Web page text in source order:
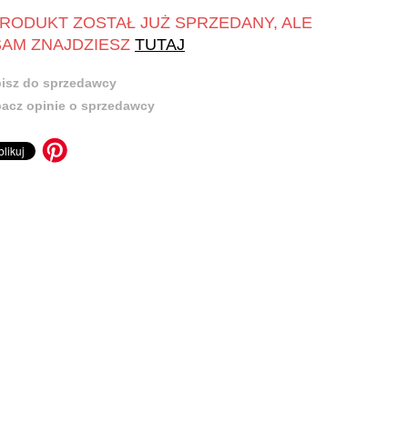
ZOSTAŁ JUŻ SPRZEDANY, ALE
ZNAJDZIESZ TUTAJ
do sprzedawcy
opinie o sprzedawcy